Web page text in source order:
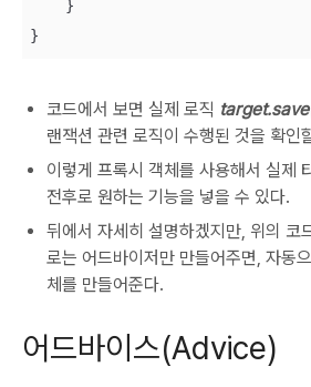
    }
}
코드에서 보면 실제 로직
랜잭션 관련 로직이 수행된 것을 확인
이렇게 프록시 객체를 사용해서 실제
전후로 원하는 기능을 넣을 수 있다.
뒤에서 자세히 설명하겠지만, 위의 코
로는 어드바이저만 만들어주면, 자동
체를 만들어준다.
어드바이스(Advice)